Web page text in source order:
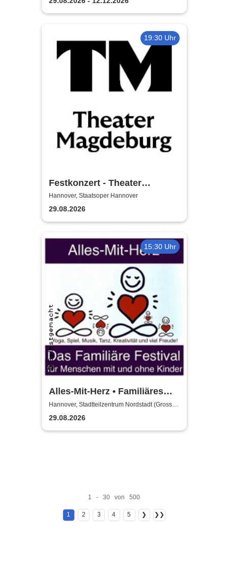
19:30 Uhr
Festkonzert - Theater
Magdeburg
Hannover, Staatsoper Hannover
29.08.2026
15:30 Uhr
Alles-Mit-Herz • Familiäres
Festival - für Familien &
Menschen ohne Kinder
Hannover, Stadtteilzentrum Nordstadt (Grosser
Saal)
29.08.2026
1 - 30 von 500
1 2 3 4 5 ❯ ❯❯